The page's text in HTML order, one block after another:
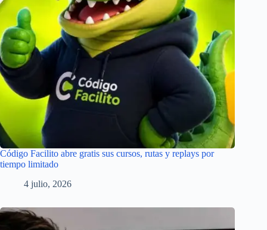
Código Facilito abre gratis sus cursos, rutas y replays por
tiempo limitado
4 julio, 2026